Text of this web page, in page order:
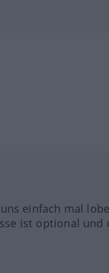
einfach mal
ist optional und